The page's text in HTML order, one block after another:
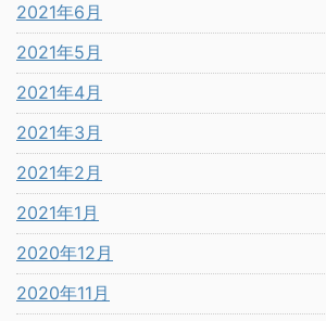
2021年6月
2021年5月
2021年4月
2021年3月
2021年2月
2021年1月
2020年12月
2020年11月